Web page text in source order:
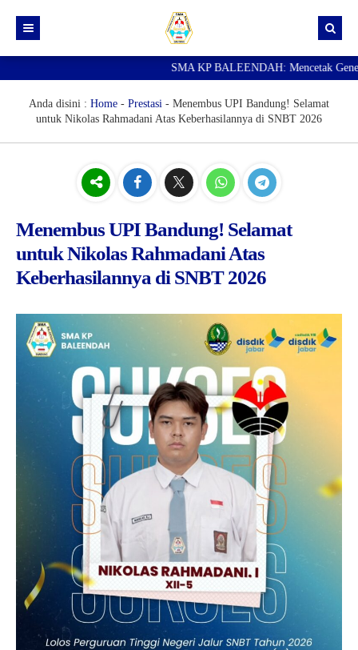
Berita
SNBP
SMA KP BALEENDAH: Mencetak
Anda disini : Home - Prestasi - Menembus UPI Bandung! Selamat
untuk Nikolas Rahmadani Atas Keberhasilannya di SNBT 2026
Menembus UPI Bandung! Selamat
untuk Nikolas Rahmadani Atas
Keberhasilannya di SNBT 2026